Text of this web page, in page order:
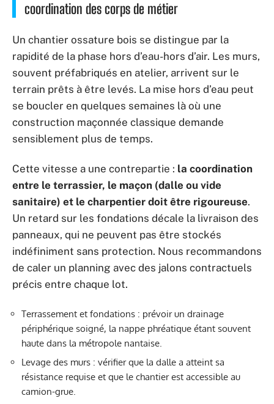
coordination des corps de métier
Un chantier ossature bois se distingue par la
rapidité de la phase hors d’eau-hors d’air. Les murs,
souvent préfabriqués en atelier, arrivent sur le
terrain prêts à être levés. La mise hors d’eau peut
se boucler en quelques semaines là où une
construction maçonnée classique demande
sensiblement plus de temps.
Cette vitesse a une contrepartie : la coordination
entre le terrassier, le maçon (dalle ou vide
sanitaire) et le charpentier doit être rigoureuse.
Un retard sur les fondations décale la livraison des
panneaux, qui ne peuvent pas être stockés
indéfiniment sans protection. Nous recommandons
de caler un planning avec des jalons contractuels
précis entre chaque lot.
Terrassement et fondations : prévoir un drainage
périphérique soigné, la nappe phréatique étant souvent
haute dans la métropole nantaise.
Levage des murs : vérifier que la dalle a atteint sa
résistance requise et que le chantier est accessible au
camion-grue.